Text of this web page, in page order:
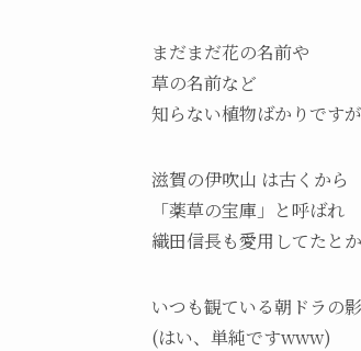
まだまだ花の名前や
草の名前など
知らない植物ばかりですが
滋賀の伊吹山 は古くから
「薬草の宝庫」と呼ばれ
織田信長も愛用してたとか
いつも観ている朝ドラの
(はい、単純ですwww)